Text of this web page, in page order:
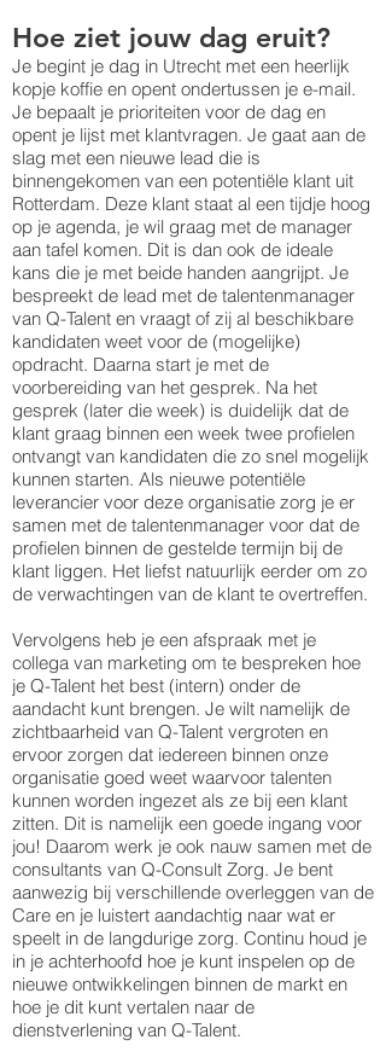
Hoe ziet jouw dag eruit?
Je begint je dag in Utrecht met een heerlijk
kopje koffie en opent ondertussen je e-mail.
Je bepaalt je prioriteiten voor de dag en
opent je lijst met klantvragen. Je gaat aan de
slag met een nieuwe lead die is
binnengekomen van een potentiële klant uit
Rotterdam. Deze klant staat al een tijdje hoog
op je agenda, je wil graag met de manager
aan tafel komen. Dit is dan ook de ideale
kans die je met beide handen aangrijpt. Je
bespreekt de lead met de talentenmanager
van Q-Talent en vraagt of zij al beschikbare
kandidaten weet voor de (mogelijke)
opdracht. Daarna start je met de
voorbereiding van het gesprek. Na het
gesprek (later die week) is duidelijk dat de
klant graag binnen een week twee profielen
ontvangt van kandidaten die zo snel mogelijk
kunnen starten. Als nieuwe potentiële
leverancier voor deze organisatie zorg je er
samen met de talentenmanager voor dat de
profielen binnen de gestelde termijn bij de
klant liggen. Het liefst natuurlijk eerder om zo
de verwachtingen van de klant te overtreffen.
Vervolgens heb je een afspraak met je
collega van marketing om te bespreken hoe
je Q-Talent het best (intern) onder de
aandacht kunt brengen. Je wilt namelijk de
zichtbaarheid van Q-Talent vergroten en
ervoor zorgen dat iedereen binnen onze
organisatie goed weet waarvoor talenten
kunnen worden ingezet als ze bij een klant
zitten. Dit is namelijk een goede ingang voor
jou! Daarom werk je ook nauw samen met de
consultants van Q-Consult Zorg. Je bent
aanwezig bij verschillende overleggen van de
Care en je luistert aandachtig naar wat er
speelt in de langdurige zorg. Continu houd je
in je achterhoofd hoe je kunt inspelen op de
nieuwe ontwikkelingen binnen de markt en
hoe je dit kunt vertalen naar de
dienstverlening van Q-Talent.